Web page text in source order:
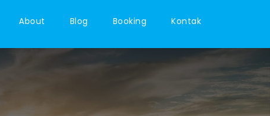
About Blog Booking Kontak